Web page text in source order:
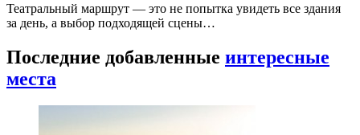
Театральный маршрут — это не попытка увидеть все здания
за день, а выбор подходящей сцены…
Последние добавленные интересные
места